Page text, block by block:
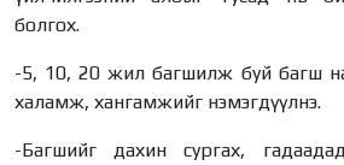
болгох.
-5, 10, 20 жил багшилж буй багш
халамж, хангамжийг нэмэгдүүлнэ.
-Багшийг дахин сургах,